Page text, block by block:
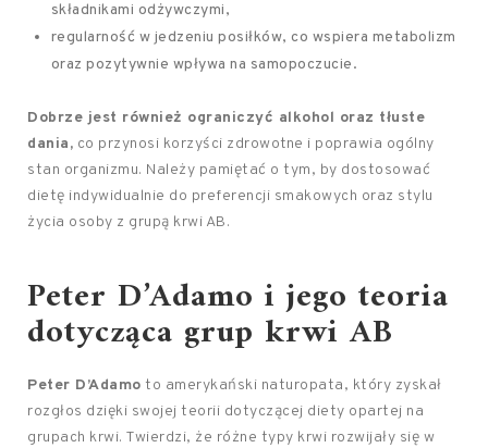
składnikami odżywczymi,
regularność w jedzeniu posiłków, co wspiera metabolizm
oraz pozytywnie wpływa na samopoczucie.
Dobrze jest również ograniczyć alkohol oraz tłuste
dania, co przynosi korzyści zdrowotne i poprawia ogólny
stan organizmu. Należy pamiętać o tym, by dostosować
dietę indywidualnie do preferencji smakowych oraz stylu
życia osoby z grupą krwi AB.
Peter D’Adamo i jego teoria
dotycząca grup krwi AB
Peter D’Adamo to amerykański naturopata, który zyskał
rozgłos dzięki swojej teorii dotyczącej diety opartej na
grupach krwi. Twierdzi, że różne typy krwi rozwijały się w